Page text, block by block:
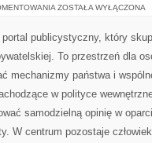
HISTORIA
ZOSTAŁA WYŁĄCZONA
portal publicystyczny, który
To przestrzeń dla
mechanizmy państwa i
w polityce
samodzielną opinię w
W centrum pozostaje